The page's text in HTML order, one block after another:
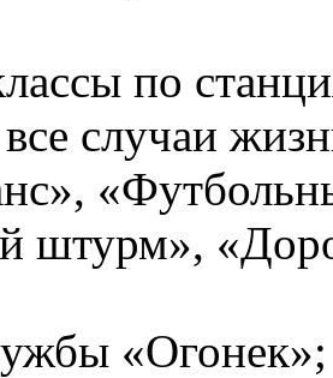
по
случаи
штурм»,
«Огонек»;